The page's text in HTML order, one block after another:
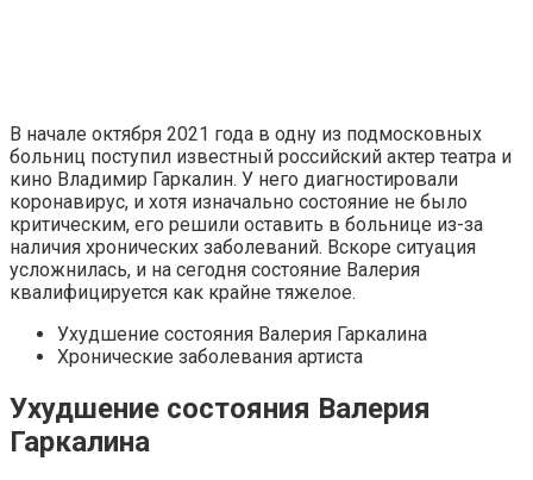
В начале октября 2021 года в одну из подмосковных
больниц поступил известный российский актер театра и
кино Владимир Гаркалин. У него диагностировали
коронавирус, и хотя изначально состояние не было
критическим, его решили оставить в больнице из-за
наличия хронических заболеваний. Вскоре ситуация
усложнилась, и на сегодня состояние Валерия
квалифицируется как крайне тяжелое.
Ухудшение состояния Валерия Гаркалина
Хронические заболевания артиста
Ухудшение состояния Валерия
Гаркалина